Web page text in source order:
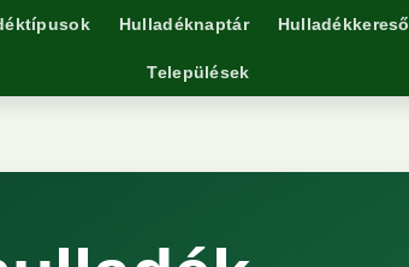
Hulladéknaptár Hulladékkereső
Települések